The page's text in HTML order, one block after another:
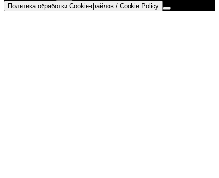
Политика обработки Cookie-файлов / Cookie Policy